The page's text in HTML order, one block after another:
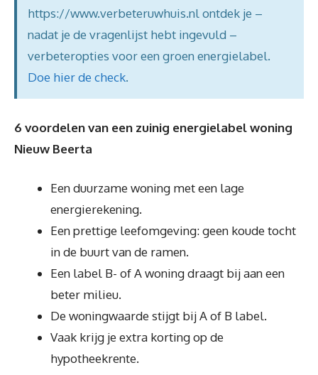
https://www.verbeteruwhuis.nl ontdek je –
nadat je de vragenlijst hebt ingevuld –
verbeteropties voor een groen energielabel.
Doe hier de check.
6 voordelen van een zuinig energielabel woning
Nieuw Beerta
Een duurzame woning met een lage
energierekening.
Een prettige leefomgeving: geen koude tocht
in de buurt van de ramen.
Een label B- of A woning draagt bij aan een
beter milieu.
De woningwaarde stijgt bij A of B label.
Vaak krijg je extra korting op de
hypotheekrente.